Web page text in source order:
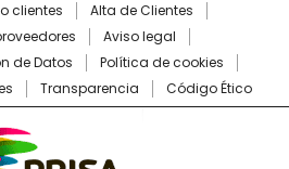
clientes
Alta de Clientes
Aviso legal
de Datos
Política de cookies
Transparencia Código Ético